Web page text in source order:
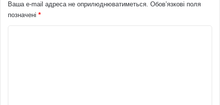
Ваша e-mail адреса не оприлюднюватиметься. Обов’язкові поля
позначені *